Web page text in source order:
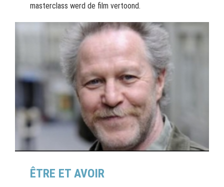
masterclass werd de film vertoond.
ÊTRE ET AVOIR